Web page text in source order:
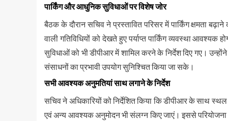
पार्किंग और आधुनिक सुविधाओं पर विशेष जोर
बैठक के दौरान सचिव ने प्रस्तावित परिसर में पार्किंग क्षमता
वाली गतिविधियों को देखते हुए पर्याप्त पार्किंग व्यवस्था
सुविधाओं को भी डीपीआर में शामिल करने के निर्देश दिए गए।
संसाधनों का प्रभावी उपयोग सुनिश्चित किया जा सके।
सभी आवश्यक अनुमतियां साथ लगाने के निर्देश
सचिव ने अधिकारियों को निर्देशित किया कि डीपीआर के साथ
एवं अन्य आवश्यक अनुमोदन भी संलग्न किए जाएं। इससे परियोजना